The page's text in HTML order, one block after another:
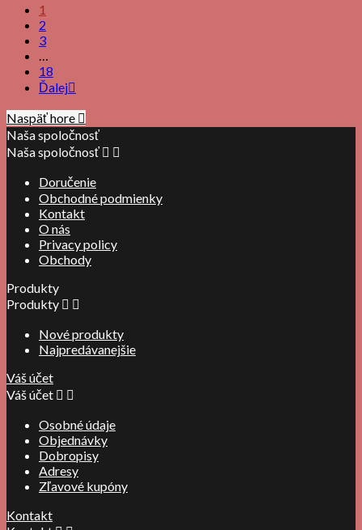
1
2
3
…
18
Ďalej
Naspäť hore 
Naša spoločnosť
Naša spoločnosť  
Doručenie
Obchodné podmienky
Kontakt
O nás
Privacy policy
Obchody
Produkty
Produkty  
Nové produkty
Najpredávanejšie
Váš účet
Váš účet  
Osobné údaje
Objednávky
Dobropisy
Adresy
Zľavové kupóny
Kontakt